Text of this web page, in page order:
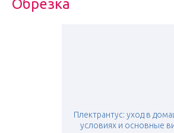
Обрезка
Плектрантус: уход в
условиях и основные